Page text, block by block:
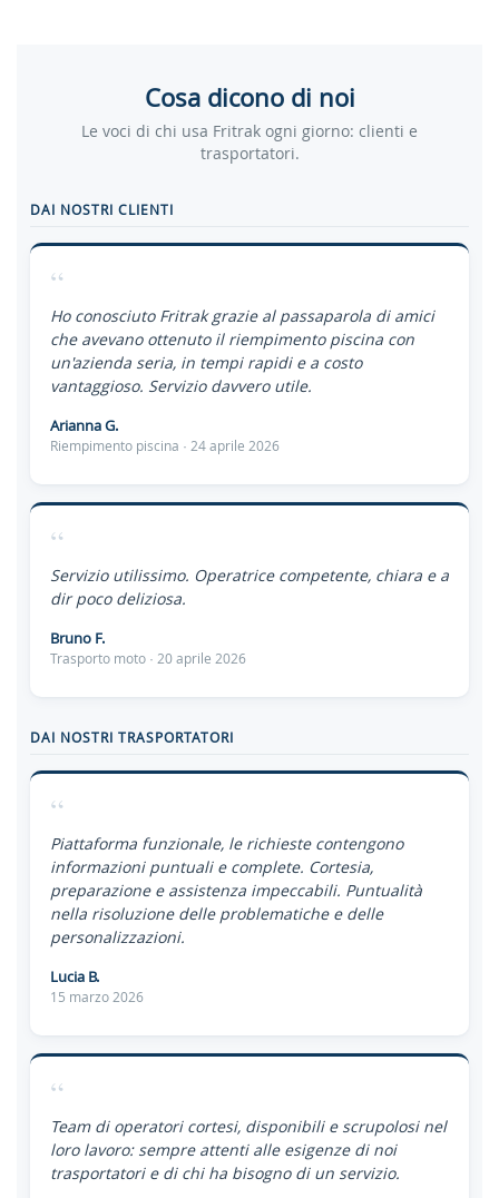
Cosa dicono di noi
Le voci di chi usa Fritrak ogni giorno: clienti e
trasportatori.
DAI NOSTRI CLIENTI
“
Ho conosciuto Fritrak grazie al passaparola di amici
che avevano ottenuto il riempimento piscina con
un'azienda seria, in tempi rapidi e a costo
vantaggioso. Servizio davvero utile.
Arianna G.
Riempimento piscina · 24 aprile 2026
“
Servizio utilissimo. Operatrice competente, chiara e a
dir poco deliziosa.
Bruno F.
Trasporto moto · 20 aprile 2026
DAI NOSTRI TRASPORTATORI
“
Piattaforma funzionale, le richieste contengono
informazioni puntuali e complete. Cortesia,
preparazione e assistenza impeccabili. Puntualità
nella risoluzione delle problematiche e delle
personalizzazioni.
Lucia B.
15 marzo 2026
“
Team di operatori cortesi, disponibili e scrupolosi nel
loro lavoro: sempre attenti alle esigenze di noi
trasportatori e di chi ha bisogno di un servizio.